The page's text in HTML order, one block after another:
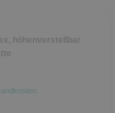
höhenverstellbar